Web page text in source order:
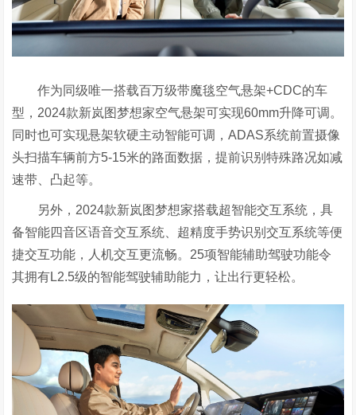
作为同级唯一搭载百万级带魔毯空气悬架+CDC的车
型，2024款新岚图梦想家空气悬架可实现60mm升降可调。
同时也可实现悬架软硬主动智能可调，ADAS系统前置摄像
头扫描车辆前方5-15米的路面数据，提前识别特殊路况如减
速带、凸起等。
另外，2024款新岚图梦想家搭载超智能交互系统，具
备智能四音区语音交互系统、超精度手势识别交互系统等便
捷交互功能，人机交互更流畅。25项智能辅助驾驶功能令
其拥有L2.5级的智能驾驶辅助能力，让出行更轻松。